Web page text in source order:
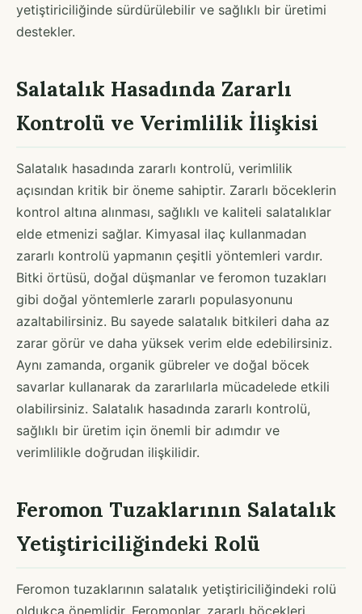
yetiştiriciliğinde sürdürülebilir ve sağlıklı bir üretimi
destekler.
Salatalık Hasadında Zararlı
Kontrolü ve Verimlilik İlişkisi
Salatalık hasadında zararlı kontrolü, verimlilik
açısından kritik bir öneme sahiptir. Zararlı böceklerin
kontrol altına alınması, sağlıklı ve kaliteli salatalıklar
elde etmenizi sağlar. Kimyasal ilaç kullanmadan
zararlı kontrolü yapmanın çeşitli yöntemleri vardır.
Bitki örtüsü, doğal düşmanlar ve feromon tuzakları
gibi doğal yöntemlerle zararlı populasyonunu
azaltabilirsiniz. Bu sayede salatalık bitkileri daha az
zarar görür ve daha yüksek verim elde edebilirsiniz.
Aynı zamanda, organik gübreler ve doğal böcek
savarlar kullanarak da zararlılarla mücadelede etkili
olabilirsiniz. Salatalık hasadında zararlı kontrolü,
sağlıklı bir üretim için önemli bir adımdır ve
verimlilikle doğrudan ilişkilidir.
Feromon Tuzaklarının Salatalık
Yetiştiriciliğindeki Rolü
Feromon tuzaklarının salatalık yetiştiriciliğindeki rolü
oldukça önemlidir. Feromonlar, zararlı böcekleri